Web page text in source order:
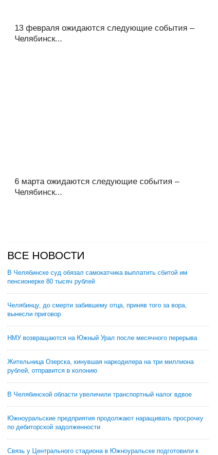
13 февраля ожидаются следующие события –
Челябинск...
6 марта ожидаются следующие события –
Челябинск...
ВСЕ НОВОСТИ
В Челябинске суд обязал самокатчика выплатить сбитой им
пенсионерке 80 тысяч рублей
Челябинцу, до смерти забившему отца, приняв того за вора,
вынесли приговор
НМУ возвращаются на Южный Урал после месячного перерыва
Жительница Озерска, кинувшая наркодилера на три миллиона
рублей, отправится в колонию
В Челябинской области увеличили транспортный налог вдвое
Южноуральские предприятия продолжают наращивать просрочку
по дебиторской задолженности
Связь у Центрального стадиона в Южноуральске подготовили к